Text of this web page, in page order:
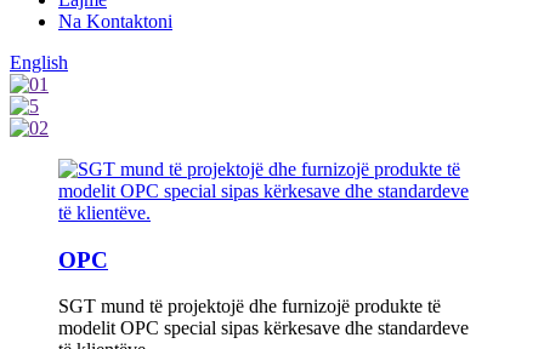
Na Kontaktoni
English
OPC
SGT mund të projektojë dhe furnizojë produkte të
modelit OPC special sipas kërkesave dhe standardeve